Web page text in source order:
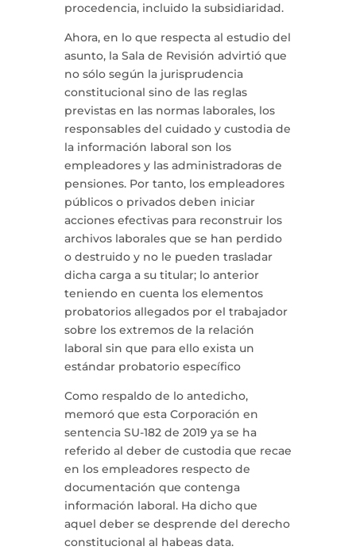
procedencia, incluido la subsidiaridad.
Ahora, en lo que respecta al estudio del
asunto, la Sala de Revisión advirtió que
no sólo según la jurisprudencia
constitucional sino de las reglas
previstas en las normas laborales, los
responsables del cuidado y custodia de
la información laboral son los
empleadores y las administradoras de
pensiones. Por tanto, los empleadores
públicos o privados deben iniciar
acciones efectivas para reconstruir los
archivos laborales que se han perdido
o destruido y no le pueden trasladar
dicha carga a su titular; lo anterior
teniendo en cuenta los elementos
probatorios allegados por el trabajador
sobre los extremos de la relación
laboral sin que para ello exista un
estándar probatorio específico
Como respaldo de lo antedicho,
memoró que esta Corporación en
sentencia SU-182 de 2019 ya se ha
referido al deber de custodia que recae
en los empleadores respecto de
documentación que contenga
información laboral. Ha dicho que
aquel deber se desprende del derecho
constitucional al habeas data.